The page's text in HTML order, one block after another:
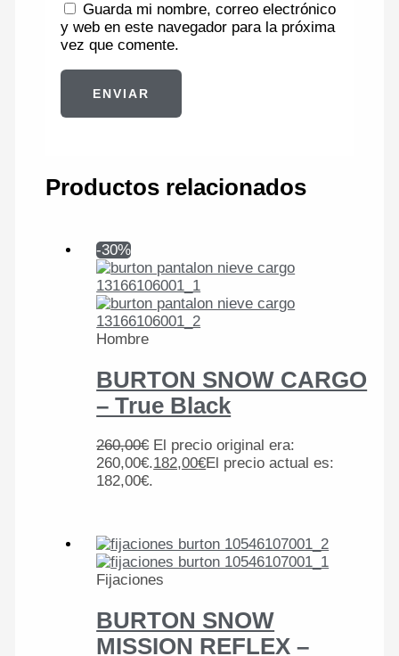
Guarda mi nombre, correo electrónico
y web en este navegador para la próxima
vez que comente.
Productos relacionados
-30%
Hombre
BURTON SNOW CARGO
– True Black
260,00€ El precio original era:
260,00€.182,00€El precio actual es:
182,00€.
Fijaciones
BURTON SNOW
MISSION REFLEX –